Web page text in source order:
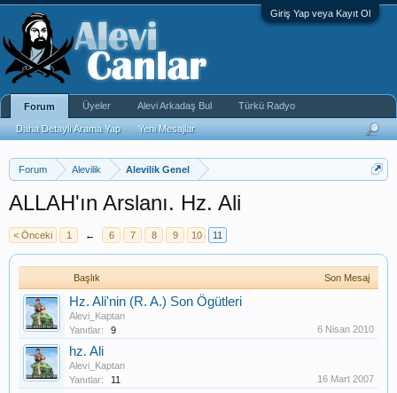
Giriş Yap veya Kayıt Ol
Forum Alevilik Alevilik Genel
ALLAH'ın Arslanı. Hz. Ali
< Önceki 1 ← 6 7 8 9 10 11
Başlık Son Mesaj
Hz. Ali'nin (R. A.) Son Ögütleri
Alevi_Kaptan
Yanıtlar:
9 6 Nisan 2010
hz. Ali
Alevi_Kaptan
Yanıtlar:
11 16 Mart 2007
Forum
Daha Detaylı Arama Yap Yeni Mesajlar
Üyeler Alevi Arkadaş Bul Türkü Radyo